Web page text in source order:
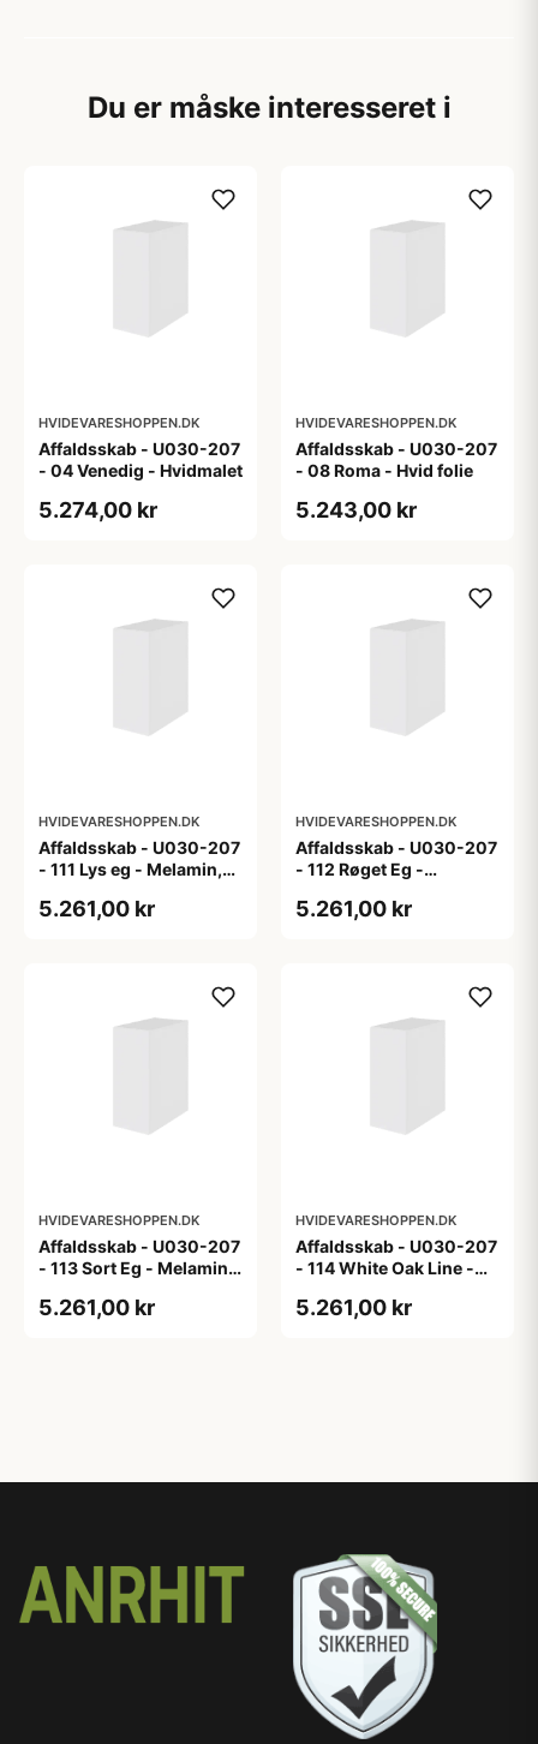
Du er måske interesseret i
HVIDEVARESHOPPEN.DK
Affaldsskab - U030-207
- 04 Venedig - Hvidmalet
5.274,00 kr
HVIDEVARESHOPPEN.DK
Affaldsskab - U030-207
- 08 Roma - Hvid folie
5.243,00 kr
HVIDEVARESHOPPEN.DK
Affaldsskab - U030-207
- 111 Lys eg - Melamin,
5.261,00 kr
HVIDEVARESHOPPEN.DK
Affaldsskab - U030-207
- 112 Røget Eg -
5.261,00 kr
HVIDEVARESHOPPEN.DK
Affaldsskab - U030-207
- 113 Sort Eg - Melamin,
5.261,00 kr
HVIDEVARESHOPPEN.DK
Affaldsskab - U030-207
- 114 White Oak Line -
5.261,00 kr